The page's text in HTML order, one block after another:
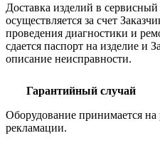
Доставка изделий в
осуществляется за счет
проведения диагностики и
сдается паспорт на изделие и
описание неисправности.
Гарантийный случай
Оборудование принимается
рекламации.